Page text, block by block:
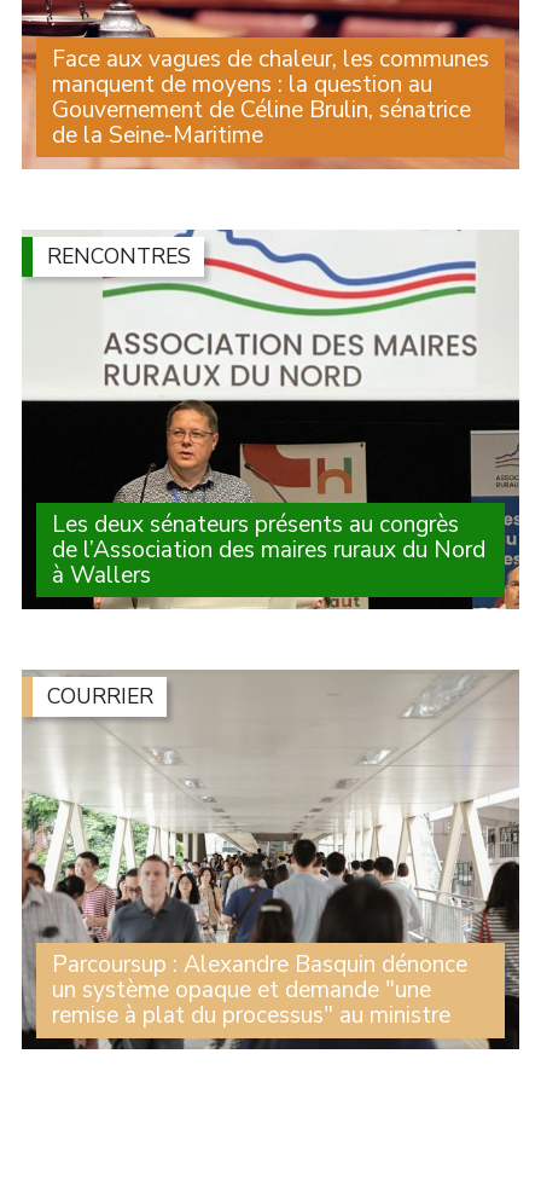
Face aux vagues de chaleur, les communes
manquent de moyens : la question au
Gouvernement de Céline Brulin, sénatrice
de la Seine-Maritime
Lors des Questions au Gouvernement, la sénatrice
communes d’agir comme elles le souhaiteraient (...)
RENCONTRES
Les deux sénateurs présents au congrès
de l’Association des maires ruraux du Nord
à Wallers
Michelle Gréaume et Alexandre Basquin étaient
des dizaines d’élus des communes adhérentes (...)
COURRIER
Parcoursup : Alexandre Basquin dénonce
un système opaque et demande "une
remise à plat du processus" au ministre
Refus des premiers choix, y compris en cas de bons